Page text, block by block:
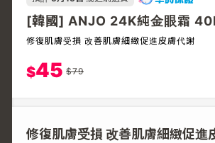
[韓國] ANJO 24K純金眼霜
修復肌膚受損 改善肌膚細緻促進皮膚代謝
$45 $79
修復肌膚受損 改善肌膚細緻促進